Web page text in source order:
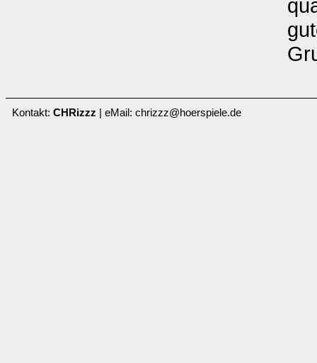
Kontakt: CHRizzz | eMail: chrizzz@hoerspiele.de